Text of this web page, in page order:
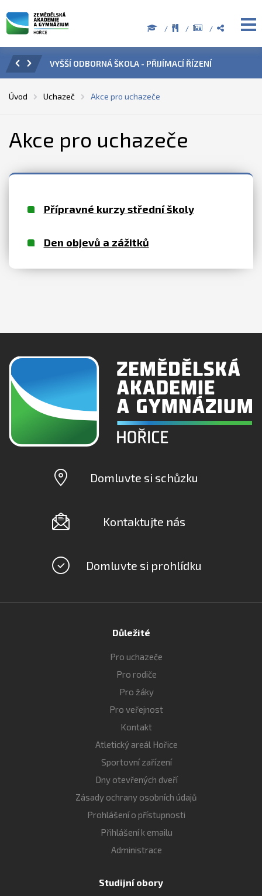
VYŠŠÍ ODBORNÁ ŠKOLA - PŘIJÍMACÍ ŘÍZENÍ
Úvod Uchazeč Akce pro uchazeče
Akce pro uchazeče
Přípravné kurzy střední školy
Den objevů a zážitků
Domluvte si schůzku
Kontaktujte nás
Domluvte si prohlídku
Důležité
Pro uchazeče
Pro rodiče
Pro žáky
Pro veřejnost
Kontakt
Atletický areál Hořice
Sportovní zařízení
Dny otevřených dveří
Zásady ochrany osobních údajů
Prohlášení o přístupnosti
Přihlášení k emailu
Administrace
Studijní obory